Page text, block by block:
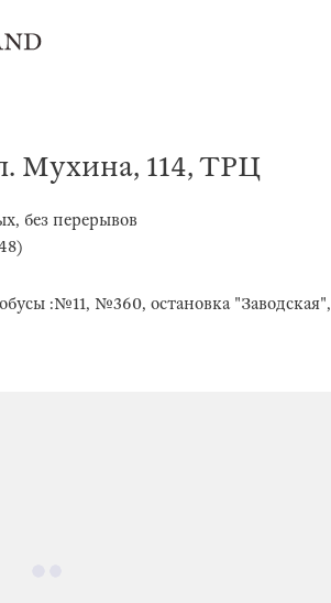
Мухина, 114, ТРЦ
без перерывов
:№11, №360, остановка "Заводская",